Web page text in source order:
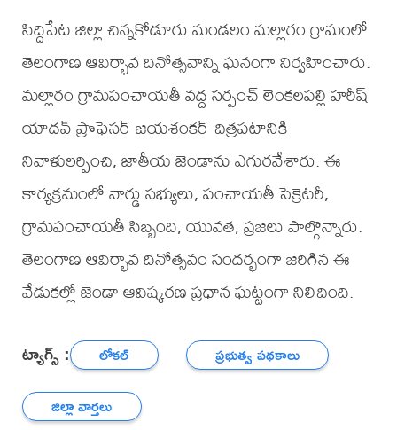
సిద్దిపేట జిల్లా చిన్నకోడూరు మండలం మల్లారం గ్రామంలో
తెలంగాణ ఆవిర్భావ దినోత్సవాన్ని ఘనంగా నిర్వహించారు.
మల్లారం గ్రామపంచాయతీ వద్ద సర్పంచ్ లెంకలపల్లి హరీష్
యాదవ్ ప్రొఫెసర్ జయశంకర్ చిత్రపటానికి
నివాళులర్పించి, జాతీయ జెండాను ఎగురవేశారు. ఈ
కార్యక్రమంలో వార్డు సభ్యులు, పంచాయతీ సెక్రెటరీ,
గ్రామపంచాయతీ సిబ్బంది, యువత, ప్రజలు పాల్గొన్నారు.
తెలంగాణ ఆవిర్భావ దినోత్సవం సందర్భంగా జరిగిన ఈ
వేడుకల్లో జెండా ఆవిష్కరణ ప్రధాన ఘట్టంగా నిలిచింది.
ట్యాగ్స్ : లోకల్
ప్రభుత్వ పథకాలు
జిల్లా వార్తలు